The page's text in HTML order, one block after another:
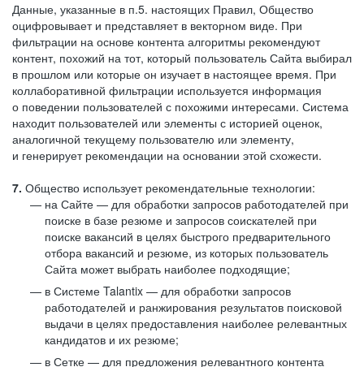
Данные, указанные в п.5. настоящих Правил, Общество
оцифровывает и представляет в векторном виде. При
фильтрации на основе контента алгоритмы рекомендуют
контент, похожий на тот, который пользователь Сайта выбирал
в прошлом или которые он изучает в настоящее время. При
коллаборативной фильтрации используется информация
о поведении пользователей с похожими интересами. Система
находит пользователей или элементы с историей оценок,
аналогичной текущему пользователю или элементу,
и генерирует рекомендации на основании этой схожести.
7. Общество использует рекомендательные технологии:
на Сайте — для обработки запросов работодателей при
поиске в базе резюме и запросов соискателей при
поиске вакансий в целях быстрого предварительного
отбора вакансий и резюме, из которых пользователь
Сайта может выбрать наиболее подходящие;
в Системе Talantix — для обработки запросов
работодателей и ранжирования результатов поисковой
выдачи в целях предоставления наиболее релевантных
кандидатов и их резюме;
в Сетке — для предложения релевантного контента